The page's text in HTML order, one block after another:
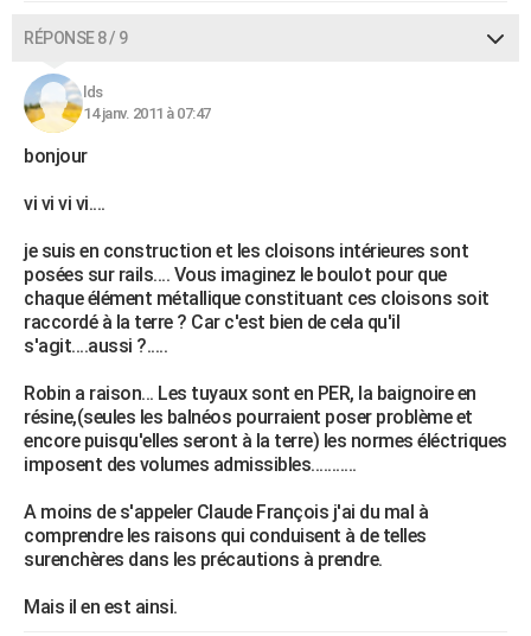
RÉPONSE 8 / 9
lds
14 janv. 2011 à 07:47
bonjour
vi vi vi vi....
je suis en construction et les cloisons intérieures sont
posées sur rails.... Vous imaginez le boulot pour que
chaque élément métallique constituant ces cloisons soit
raccordé à la terre ? Car c'est bien de cela qu'il
s'agit....aussi ?.....
Robin a raison... Les tuyaux sont en PER, la baignoire en
résine,(seules les balnéos pourraient poser problème et
encore puisqu'elles seront à la terre) les normes éléctriques
imposent des volumes admissibles...........
A moins de s'appeler Claude François j'ai du mal à
comprendre les raisons qui conduisent à de telles
surenchères dans les précautions à prendre.
Mais il en est ainsi.